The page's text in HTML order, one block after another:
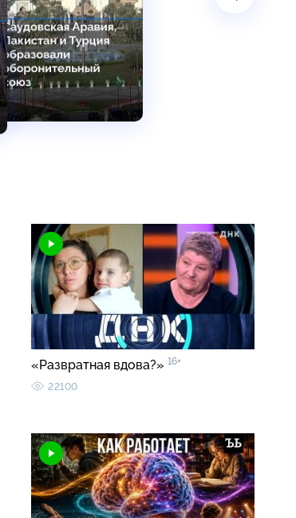
«Развратная вдова?» 16+
22100